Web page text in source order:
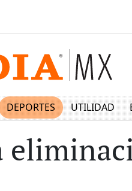
DEPORTES UTILIDAD